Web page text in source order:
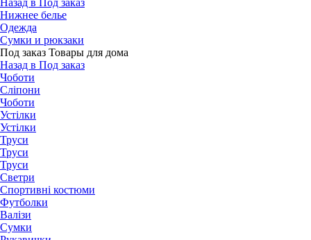
Назад в Под заказ
Нижнее белье
Одежда
Сумки и рюкзаки
Под заказ Товары для дома
Назад в Под заказ
Чоботи
Сліпони
Чоботи
Устілки
Устілки
Труси
Труси
Труси
Светри
Спортивні костюми
Футболки
Валізи
Сумки